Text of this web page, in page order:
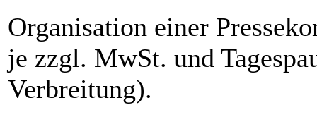
Organisation einer
je zzgl. MwSt. und
Verbreitung).